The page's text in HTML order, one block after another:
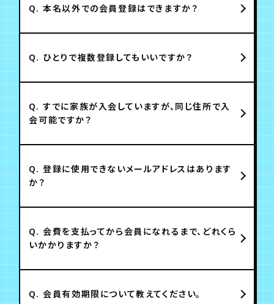
Q. 本名以外での会員登録はできますか？
Q. ひとりで複数登録してもいいですか？
Q. すでに家族が入会していますが、同じ住所で入
会可能ですか？
Q. 登録に使用できないメールアドレスはあります
か？
Q. 会費を支払ってから会員になれるまで、どれくら
いかかりますか？
Q. 会員有効期限について教えてください。